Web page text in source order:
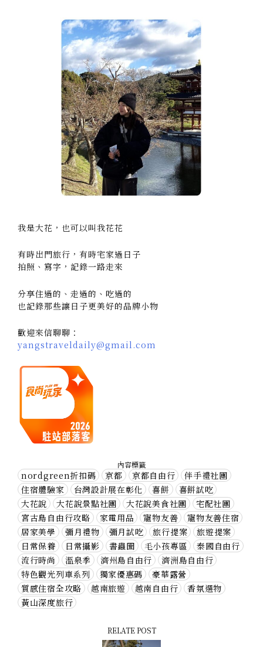
我是大花，也可以叫我花花
有時出門旅行，有時宅家過日子
拍照、寫字，記錄一路走來
分享住過的、走過的、吃過的
也記錄那些讓日子更美好的品牌小物
歡迎來信聊聊：
yangstraveldaily@gmail.com
內容標籤
nordgreen折扣碼 京都 京都自由行
伴手禮社團
住宿體驗家
台灣設計展在彰化 喜餅
喜餅試吃
大花說
大花說景點社團 大花說美食社團
宅配社團
宮古島自由行攻略
家電用品 寵物友善
寵物友善住宿
居家美學
彌月禮物 彌月試吃 旅行提案
旅遊提案
日常保養
日常攝影 書蟲圈 毛小孩專區
泰國自由行
流行時尚
溫泉季 濟州島自由行
濟洲島自由行
特色觀光列車系列
獨家優惠碼
豪華露營
質感住宿全攻略
越南旅遊 越南自由行
香氛選物
黃山深度旅行
RELATE POST